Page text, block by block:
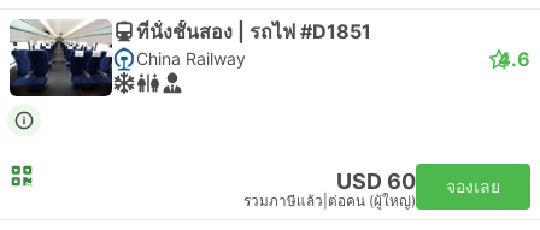
ที่นั่งชั้นสอง | รถไฟ #D1851
China Railway 4.6
USD 60
รวมภาษีแล้ว ต่อคน (ผู้ใหญ่)
จองเลย